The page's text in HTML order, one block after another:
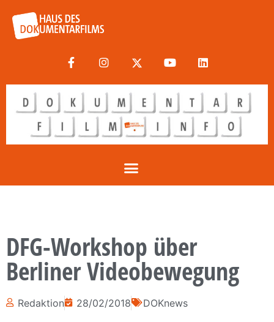
DFG-Workshop über
Berliner Videobewegung
Redaktion 28/02/2018 DOKnews